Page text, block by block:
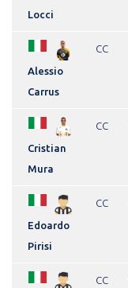
Locci
Alessio
Carrus
CC
Cristian
Mura
CC
Edoardo
Pirisi
CC
CC